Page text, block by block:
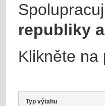
republiky
Klikněte na
Typ výtahu